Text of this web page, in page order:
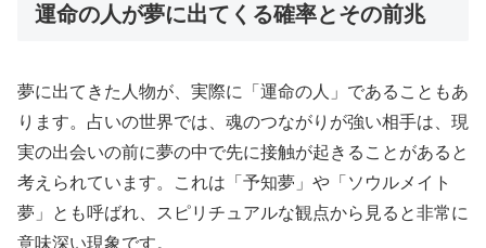
運命の人が夢に出てくる確率とその前兆
夢に出てきた人物が、実際に「運命の人」であることもあ
ります。占いの世界では、魂のつながりが強い相手は、現
実の出会いの前に夢の中で先に接触が起きることがあると
考えられています。これは「予知夢」や「ソウルメイト
夢」とも呼ばれ、スピリチュアルな観点から見ると非常に
意味深い現象です。